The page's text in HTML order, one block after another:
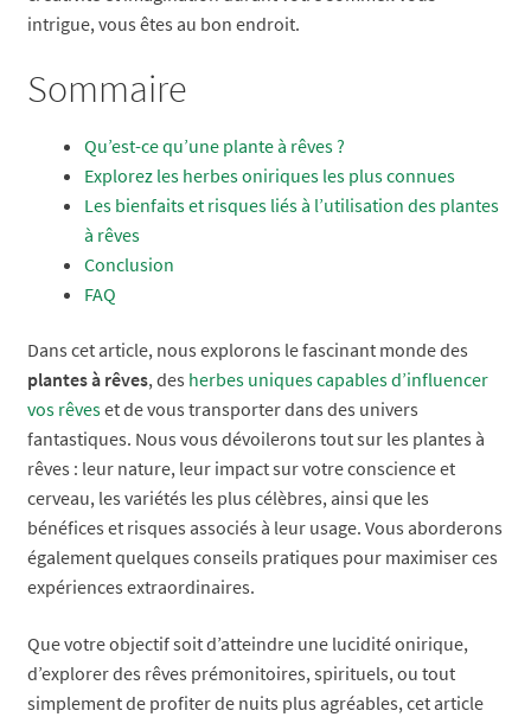
intrigue, vous êtes au bon endroit.
Sommaire
Qu’est-ce qu’une plante à rêves ?
Explorez les herbes oniriques les plus connues
Les bienfaits et risques liés à l’utilisation des plantes
à rêves
Conclusion
FAQ
Dans cet article, nous explorons le fascinant monde des
plantes à rêves, des herbes uniques capables d’influencer
vos rêveset de vous transporter dans des univers
fantastiques. Nous vous dévoilerons tout sur les plantes à
rêves : leur nature, leur impact sur votre conscience et
cerveau, les variétés les plus célèbres, ainsi que les
bénéfices et risques associés à leur usage. Vous aborderons
également quelques conseils pratiques pour maximiser ces
expériences extraordinaires.
Que votre objectif soit d’atteindre une lucidité onirique,
d’explorer des rêves prémonitoires, spirituels, ou tout
simplement de profiter de nuits plus agréables, cet article